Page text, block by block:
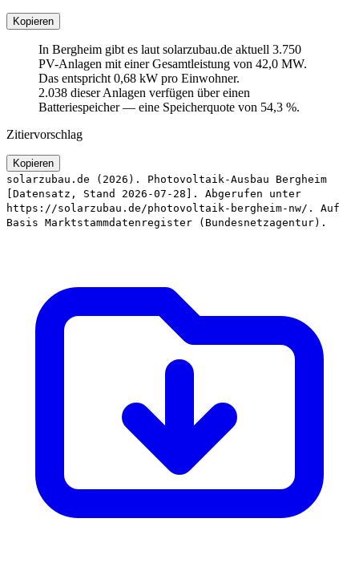
Kopieren
In Bergheim gibt es laut solarzubau.de aktuell 3.750
PV-Anlagen mit einer Gesamtleistung von 42,0 MW.
Das entspricht 0,68 kW pro Einwohner.
2.038 dieser Anlagen verfügen über einen
Batteriespeicher — eine Speicherquote von 54,3 %.
Zitiervorschlag
Kopieren
solarzubau.de (2026). Photovoltaik-Ausbau Bergheim
[Datensatz, Stand 2026-07-28]. Abgerufen unter
https://solarzubau.de/photovoltaik-bergheim-nw/. Auf
Basis Marktstammdatenregister (Bundesnetzagentur).